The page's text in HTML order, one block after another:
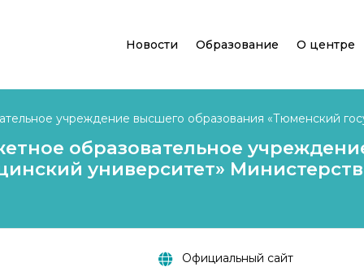
Новости Образование О центре
учреждение высшего образования «Тюменский
образовательное
университет»
Официальный сайт